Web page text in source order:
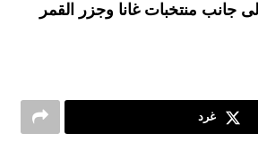
جانب منتخبات غانا وجزر القمر
غرد